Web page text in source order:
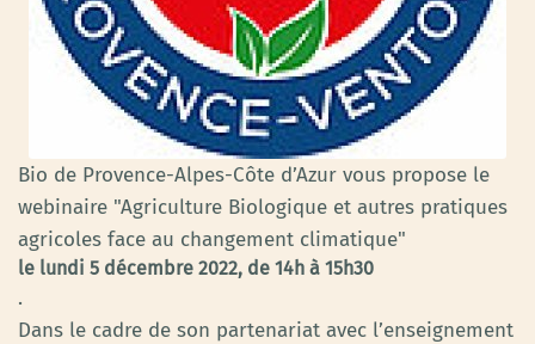
Bio de Provence-Alpes-Côte d’Azur vous propose le
webinaire "Agriculture Biologique et autres pratiques
agricoles face au changement climatique"
le lundi 5 décembre 2022, de 14h à 15h30
.
Dans le cadre de son partenariat avec l’enseignement